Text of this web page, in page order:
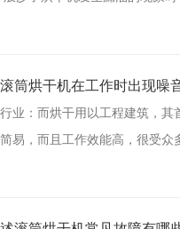
筒烘干机在工作时出现噪
业：而烘干用以工程建筑，
易，而且工作效能高，很受